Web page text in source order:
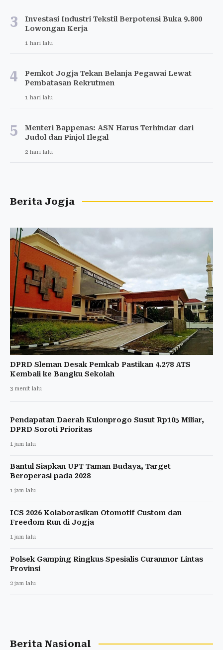
3
Investasi Industri Tekstil Berpotensi Buka 9.800
Lowongan Kerja
1 hari lalu
4
Pemkot Jogja Tekan Belanja Pegawai Lewat
Pembatasan Rekrutmen
1 hari lalu
5
Menteri Bappenas: ASN Harus Terhindar dari
Judol dan Pinjol Ilegal
2 hari lalu
Berita Jogja
DPRD Sleman Desak Pemkab Pastikan 4.278 ATS
Kembali ke Bangku Sekolah
3 menit lalu
Pendapatan Daerah Kulonprogo Susut Rp105 Miliar,
DPRD Soroti Prioritas
1 jam lalu
Bantul Siapkan UPT Taman Budaya, Target
Beroperasi pada 2028
1 jam lalu
ICS 2026 Kolaborasikan Otomotif Custom dan
Freedom Run di Jogja
1 jam lalu
Polsek Gamping Ringkus Spesialis Curanmor Lintas
Provinsi
2 jam lalu
Berita Nasional